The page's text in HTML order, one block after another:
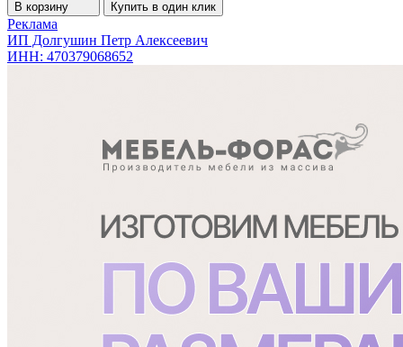
В корзину Купить в один клик
Реклама
ИП Долгушин Петр Алексеевич
ИНН: 470379068652